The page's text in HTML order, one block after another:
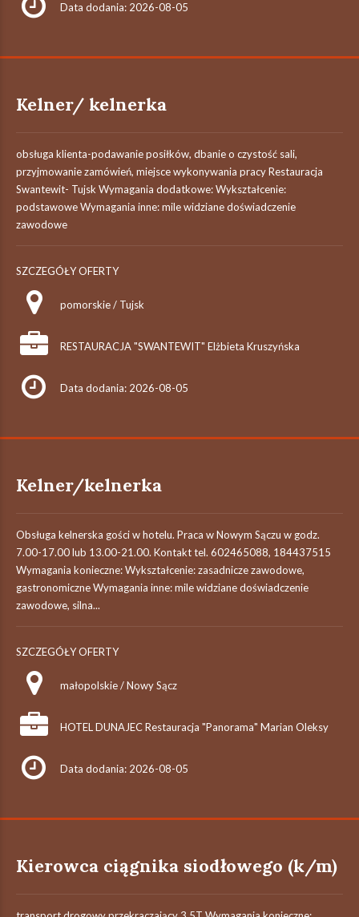
Data dodania: 2026-08-05
Kelner/ kelnerka
obsługa klienta-podawanie posiłków, dbanie o czystość sali,
przyjmowanie zamówień, miejsce wykonywania pracy Restauracja
Swantewit- Tujsk Wymagania dodatkowe: Wykształcenie:
podstawowe Wymagania inne: mile widziane doświadczenie
zawodowe
SZCZEGÓŁY OFERTY
pomorskie / Tujsk
RESTAURACJA "SWANTEWIT" Elżbieta Kruszyńska
Data dodania: 2026-08-05
Kelner/kelnerka
Obsługa kelnerska gości w hotelu. Praca w Nowym Sączu w godz.
7.00-17.00 lub 13.00-21.00. Kontakt tel. 602465088, 184437515
Wymagania konieczne: Wykształcenie: zasadnicze zawodowe,
gastronomiczne Wymagania inne: mile widziane doświadczenie
zawodowe, silna...
SZCZEGÓŁY OFERTY
małopolskie / Nowy Sącz
HOTEL DUNAJEC Restauracja "Panorama" Marian Oleksy
Data dodania: 2026-08-05
Kierowca ciągnika siodłowego (k/m)